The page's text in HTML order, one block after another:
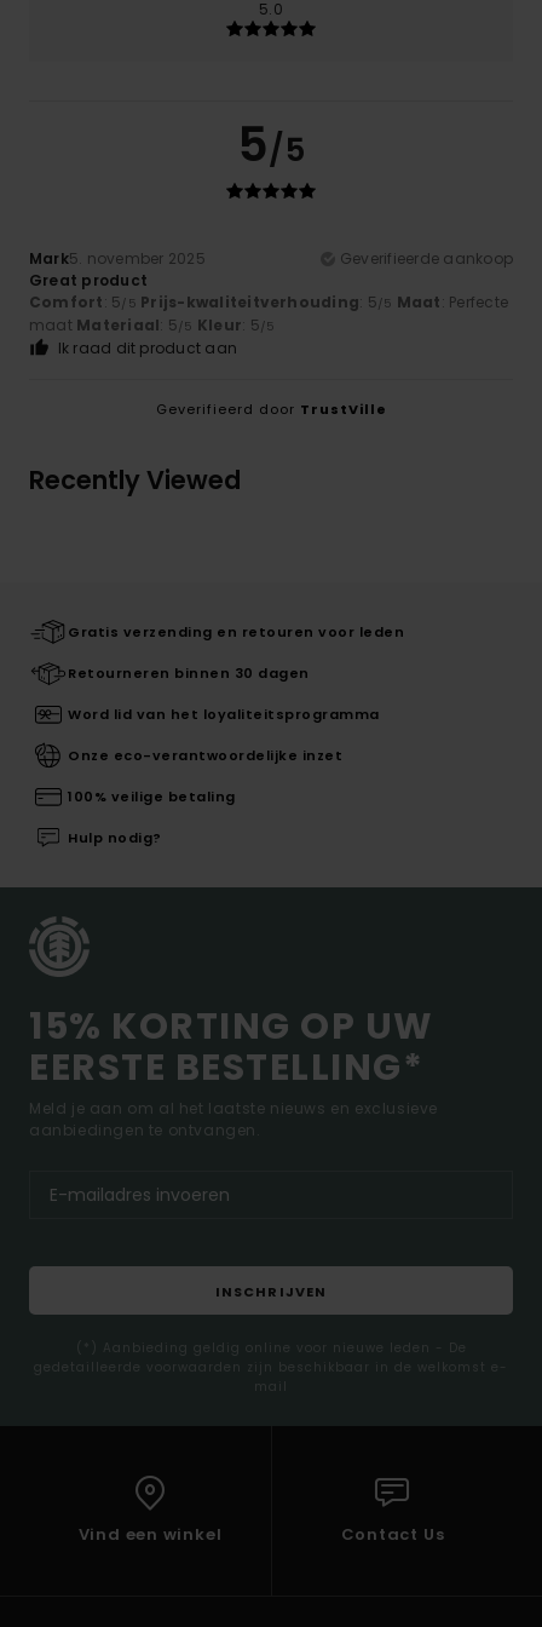
5.0
5/5
Mark5. november 2025
Geverifieerde aankoop
Great product
Comfort: 5/5 Prijs-kwaliteitverhouding: 5/5 Maat: Perfecte
maat Materiaal: 5/5 Kleur: 5/5
Ik raad dit product aan
Geverifieerd door TrustVille
Recently Viewed
Gratis verzending en retouren voor leden
Retourneren binnen 30 dagen
Word lid van het loyaliteitsprogramma
Onze eco-verantwoordelijke inzet
100% veilige betaling
Hulp nodig?
15% KORTING OP UW
EERSTE BESTELLING*
Meld je aan om al het laatste nieuws en exclusieve
aanbiedingen te ontvangen.
INSCHRIJVEN
(*) Aanbieding geldig online voor nieuwe leden - De
gedetailleerde voorwaarden zijn beschikbaar in de welkomst e-
mail
Vind een winkel Contact Us